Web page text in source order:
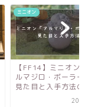
ミニオン